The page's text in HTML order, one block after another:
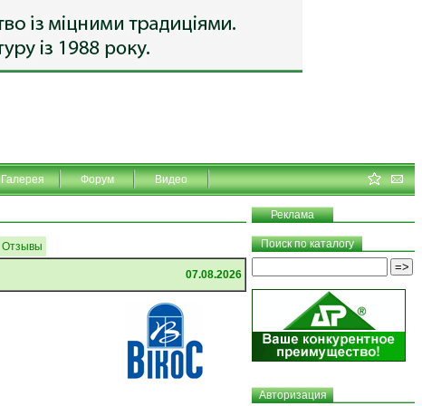
Галерея Форум Видео
Реклама
Отзывы
07.08.2026
Поиск по каталогу
Авторизация